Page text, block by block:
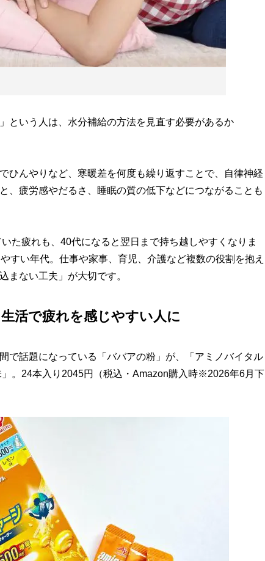
という人は、水分補給の方法を見直す必要があるか
ひんやりなど、寒暖差を何度も繰り返すことで、自律神経
、疲労感やだるさ、睡眠の質の低下などにつながることも
た疲れも、40代になると翌日まで持ち越しやすくなりま
すい年代。仕事や家事、育児、介護など複数の役割を抱え
まない工夫」が大切です。
活で疲れを感じやすい人に
で話題になっている「ババアの粉」が、「アミノバイタル
。24本入り2045円（税込・Amazon購入時※2026年6月下